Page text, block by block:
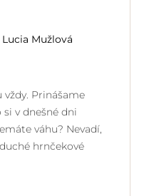
Lucia Mužlová
vždy. Prinášame
v dnešné dni
váhu? Nevadí,
hrnčekové